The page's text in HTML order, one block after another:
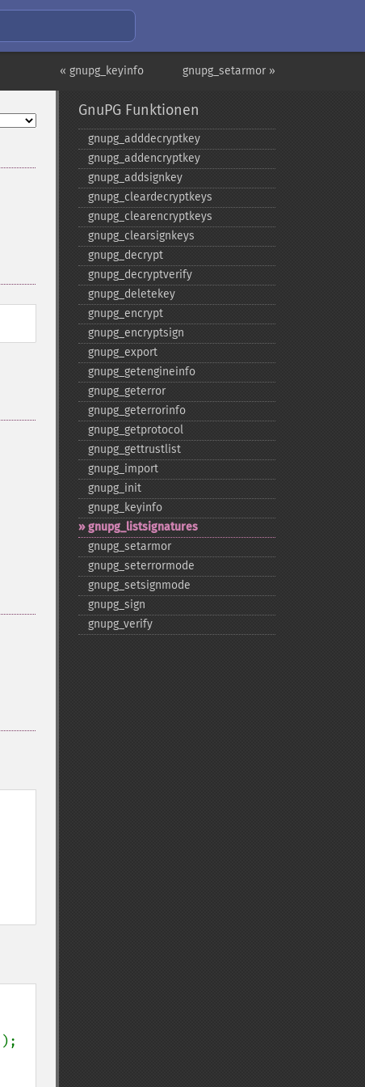
gnupg_setarmor »
« gnupg_keyinfo
GnuPG Funktionen
gnupg_​adddecryptkey
gnupg_​addencryptkey
gnupg_​addsignkey
gnupg_​cleardecryptkeys
gnupg_​clearencryptkeys
gnupg_​clearsignkeys
gnupg_​decrypt
gnupg_​decryptverify
gnupg_​deletekey
gnupg_​encrypt
gnupg_​encryptsign
gnupg_​export
gnupg_​getengineinfo
gnupg_​geterror
gnupg_​geterrorinfo
gnupg_​getprotocol
gnupg_​gettrustlist
gnupg_​import
gnupg_​init
gnupg_​keyinfo
gnupg_​listsignatures
gnupg_​setarmor
gnupg_​seterrormode
gnupg_​setsignmode
gnupg_​sign
gnupg_​verify